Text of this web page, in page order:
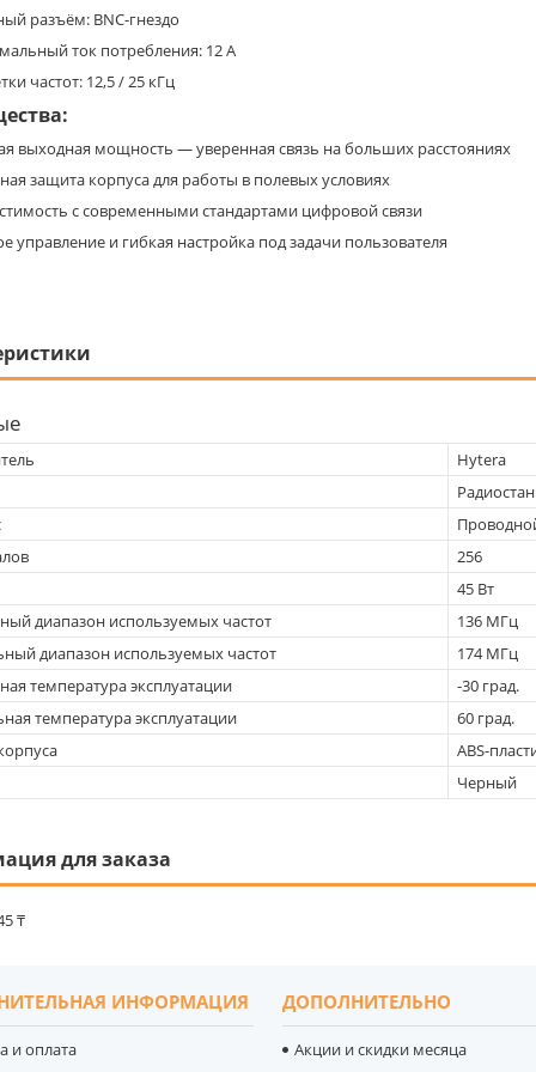
разъём: BNC-гнездо
ток потребления: 12 А
частот: 12,5 / 25 кГц
выходная мощность — уверенная связь на больших расстояниях
защита корпуса для работы в полевых условиях
с современными стандартами цифровой связи
управление и гибкая настройка под задачи пользователя
Hytera
256
45 Вт
диапазон используемых частот
136 МГц
диапазон используемых частот
174 МГц
температура эксплуатации
-30 град.
температура эксплуатации
60 град.
ABS-
Черный
для заказа
₸
ИНФОРМАЦИЯ
и оплата
ДОПОЛНИТЕЛЬНО
Акции и скидки месяца